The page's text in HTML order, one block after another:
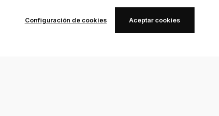
Configuración de cookies Aceptar cookies